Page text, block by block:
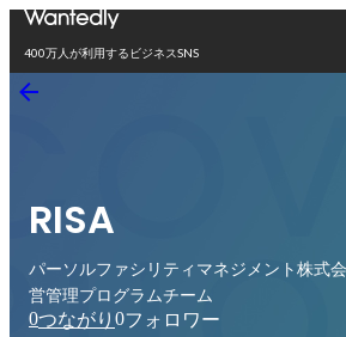
400万人が利用するビジネスSNS
RISA
パーソルファシリティマネジメント株式
営管理プログラムチーム
0つながり 0フォロワー